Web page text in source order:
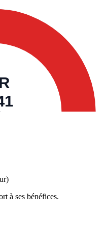
à ses bénéfices.